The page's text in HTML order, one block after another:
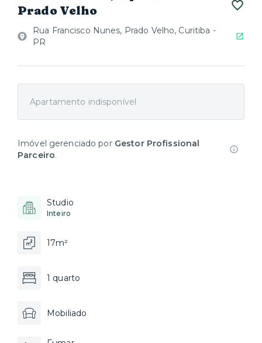
Prado Velho
Rua Francisco Nunes, Prado Velho, Curitiba -
PR
Apartamento indisponível
Imóvel gerenciado por Gestor Profissional
Parceiro.
Studio
Inteiro
17m²
1 quarto
Mobiliado